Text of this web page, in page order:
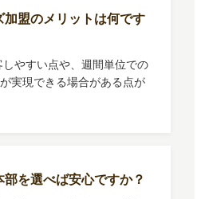
加盟のメリットは何です
やすい点や、週間単位での
実現できる場合がある点が
部を選べば安心ですか？